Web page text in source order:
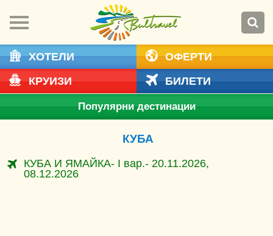
ХОТЕЛИ
ОФЕРТИ
КРУИЗИ
БИЛЕТИ
Популярни дестинации
КУБА
КУБА И ЯМАЙКА- I вар.- 20.11.2026,
08.12.2026